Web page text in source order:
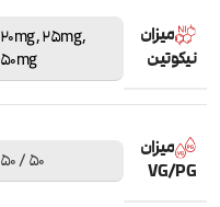
میزان
نیکوتین
20mg,25mg,
50mg
میزان
VG/PG
50 / 50